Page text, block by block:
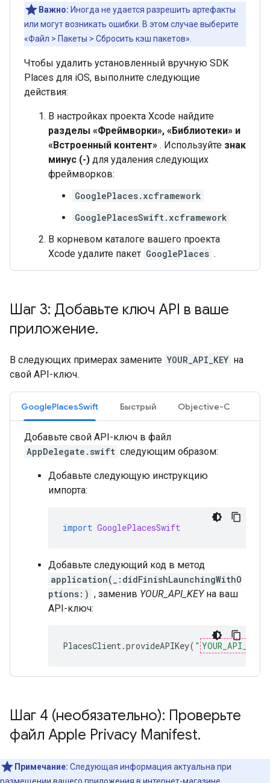
Важно: Иногда не удается разрешить артефакты
или могут возникать ошибки. В этом случае выберите
«Файл > Пакеты > Сбросить кэш пакетов».
Чтобы удалить установленный вручную SDK
Places для iOS, выполните следующие
действия:
В настройках проекта Xcode найдите
разделы «Фреймворки», «Библиотеки» и
«Встроенный контент» . Используйте знак
минус (-) для удаления следующих
фреймворков:
GooglePlaces.xcframework
GooglePlacesSwift.xcframework
В корневом каталоге вашего проекта
Xcode удалите пакет GooglePlaces .
Шаг 3: Добавьте ключ API в ваше
приложение.
В следующих примерах замените YOUR_API_KEY на
свой API-ключ.
GooglePlacesSwift Быстрый Objective-C
Добавьте свой API-ключ в файл
AppDelegate.swift следующим образом:
Добавьте следующую инструкцию
импорта:
import GooglePlacesSwift
Добавьте следующий код в метод
application(_:didFinishLaunchingWithO
ptions:) , заменив YOUR_API_KEYна ваш
API-ключ:
PlacesClient.provideAPIKey( " YOUR_API_KEY
Шаг 4 (необязательно): Проверьте
файл Apple Privacy Manifest.
Примечание: Следующая информация актуальна при